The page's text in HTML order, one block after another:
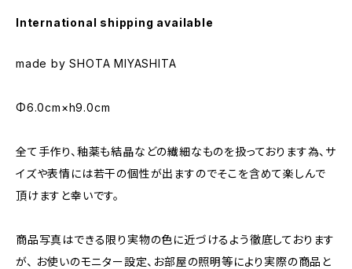
International shipping available
made by SHOTA MIYASHITA
Φ6.0cm×h9.0cm
全て手作り、釉薬も結晶などの繊細なものを扱っております為、サ
イズや表情には若干の個性が出ますのでそこを含めて楽しんで
頂けますと幸いです。
商品写真はできる限り実物の色に近づけるよう徹底しております
が、 お使いのモニター設定、お部屋の照明等により実際の商品と